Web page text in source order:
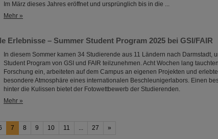
Im März dieses Jahres eröffnet und ursprünglich bis in die ...
Mehr »
Erlebnisse – Summer Student Program 2025 bei GSI/FAIR
In diesem Sommer kamen 34 Studierende aus 11 Ländern nach Darmstadt,
Student Program von GSI und FAIR teilzunehmen. Acht Wochen lang
Forschung ein, arbeiteten auf dem Campus an eigenen Projekten und
besondere Atmosphäre eines internationalen Beschleunigerlabors. Einen
hinter die Kulissen bietet der Fotowettbewerb der Studierenden.
Mehr »
7 8 9 10 11 ... 27 »